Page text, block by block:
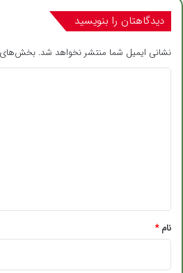
دیدگاهتان را بنویسید
نشانی ایمیل شما منتشر نخواهد شد. بخش‌های
نام*